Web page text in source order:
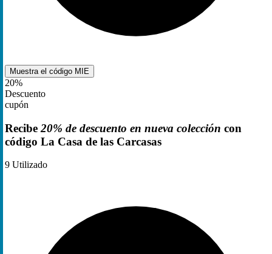
Muestra el código MIE
20%
Descuento
cupón
Recibe 20% de descuento en nueva colección con
código La Casa de las Carcasas
9 Utilizado